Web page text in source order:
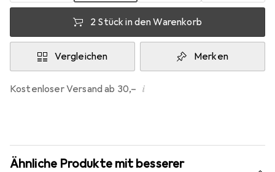
2 Stück in den Warenkorb
Vergleichen Merken
Kostenloser Versand ab 30,– i
Ähnliche Produkte mit besserer